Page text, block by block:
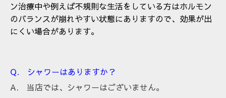
ン治療中や例えば不規則な生活をしている方はホルモン
のバランスが崩れやすい状態にありますので、効果が出
にくい場合があります。
Q. シャワーはありますか？
A. 当店では、シャワーはございません。